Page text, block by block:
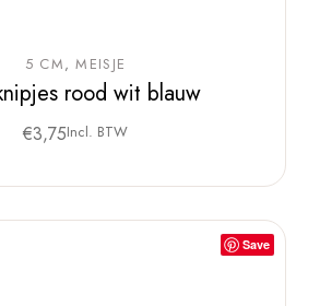
5 CM MEISJE
rood wit blauw
€3,75Incl. BTW
Save